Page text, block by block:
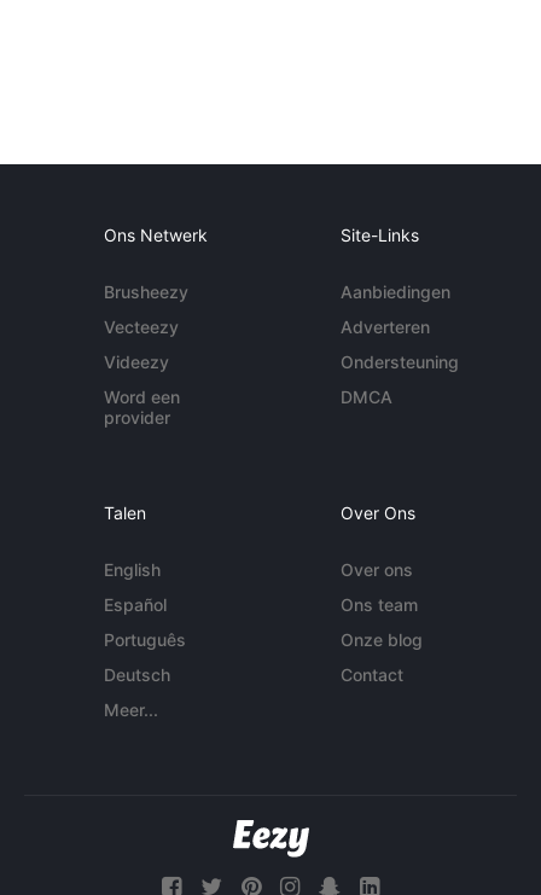
Ons Netwerk
Brusheezy
Vecteezy
Videezy
Word een
provider
Site-Links
Aanbiedingen
Adverteren
Ondersteuning
DMCA
Talen
English
Español
Português
Deutsch
Meer...
Over Ons
Over ons
Ons team
Onze blog
Contact